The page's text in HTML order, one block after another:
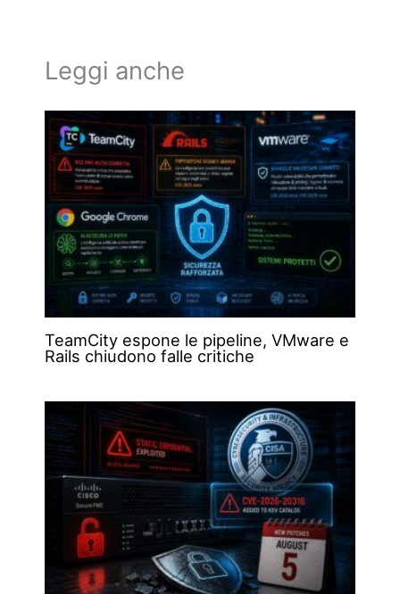
Leggi anche
TeamCity espone le pipeline, VMware e
Rails chiudono falle critiche